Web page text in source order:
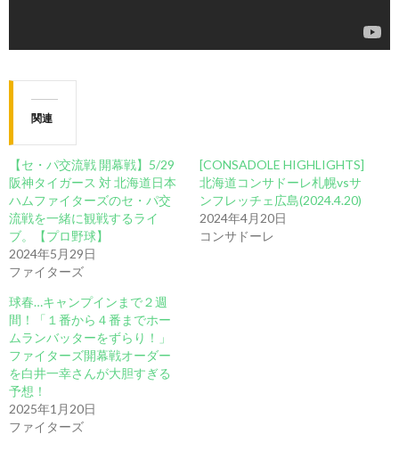
関連
【セ・パ交流戦 開幕戦】5/29
阪神タイガース 対 北海道日本
ハムファイターズのセ・パ交
流戦を一緒に観戦するライ
ブ。【プロ野球】
2024年5月29日
ファイターズ
[CONSADOLE HIGHLIGHTS]
北海道コンサドーレ札幌vsサ
ンフレッチェ広島(2024.4.20)
2024年4月20日
コンサドーレ
球春…キャンプインまで２週
間！「１番から４番までホー
ムランバッターをずらり！」
ファイターズ開幕戦オーダー
を白井一幸さんが大胆すぎる
予想！
2025年1月20日
ファイターズ